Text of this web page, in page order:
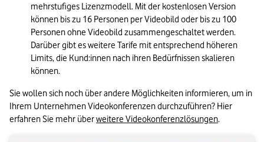
mehrstufiges Lizenzmodell. Mit der kostenlosen Version
können bis zu 16 Personen per Videobild oder bis zu 100
Personen ohne Videobild zusammengeschaltet werden.
Darüber gibt es weitere Tarife mit entsprechend höheren
Limits, die Kund:innen nach ihren Bedürfnissen skalieren
können.
Sie wollen sich noch über andere Möglichkeiten informieren, um in
Ihrem Unternehmen Videokonferenzen durchzuführen? Hier
erfahren Sie mehr über weitere Videokonferenzlösungen.